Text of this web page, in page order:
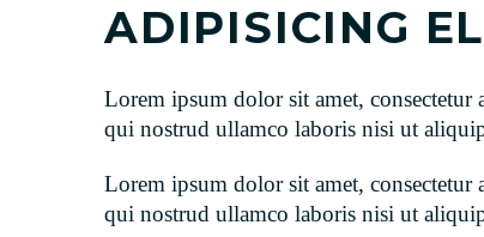
ADIPISICING
Lorem ipsum dolor sit amet,
qui nostrud ullamco laboris nisi ut
Lorem ipsum dolor sit amet,
qui nostrud ullamco laboris nisi ut